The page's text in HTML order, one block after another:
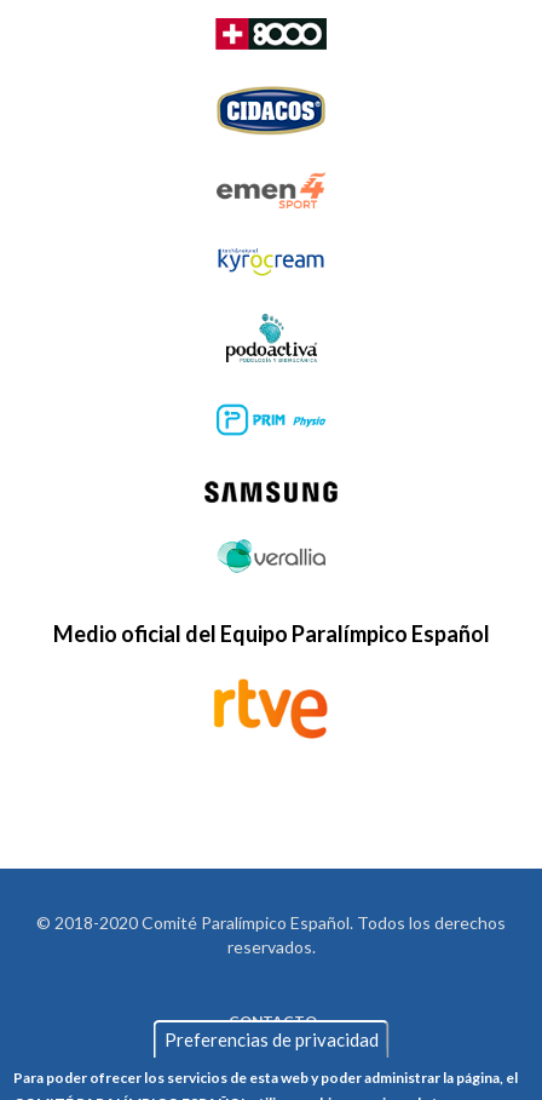
Medio oficial del Equipo Paralímpico Español
© 2018-2020 Comité Paralímpico Español. Todos los derechos
reservados.
FOOTER
CONTACTO
Preferencias de privacidad
Para poder ofrecer los servicios de esta web y poder administrar la página, el